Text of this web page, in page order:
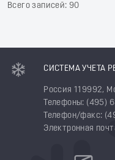
Всего записей: 90
СИСТЕМА УЧЕТА
Россия 119992,
Телефоны: (495)
Телефон/факс:
Электронная